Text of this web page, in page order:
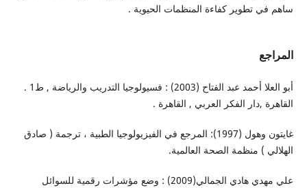
ساهم في تطوير كفاءة المنظمات الحيوية .
المراجع
أبو العلا أحمد عبد الفتاح (2003) : فسيولوجيا التدريب والرياضة , ط1 .
القاهرة ,دار الفكر العربي , القاهرة .
غايتون وهول (1997): المرجع في الفيزيولوجيا الطبية ، ترجمة ( صادق
الهلالي ) منظمة الصحة العالمية.
علي مهدي هادي الجمالي(2009) : وضع مؤشرات رقمية للسوائل